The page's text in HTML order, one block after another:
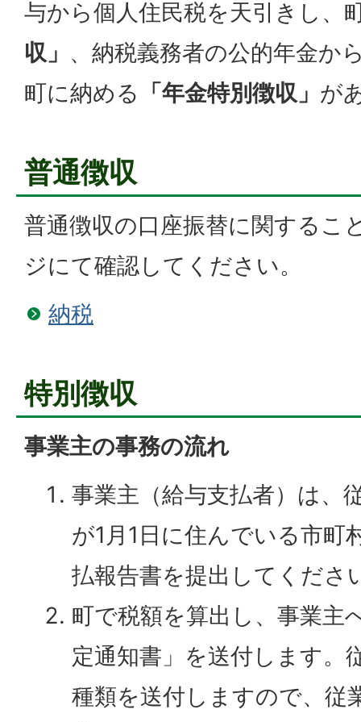
与から個人住民税を天引きし、
収」 、納税義務者の公的年金か
町に納める 「年金特別徴収」 が
普通徴収
普通徴収の口座振替に関するこ
ジにて確認してください。
納税
特別徴収
事業主の事務の流れ
事業主（給与支払者）は、
が1月1日に住んでいる市町
払報告書を提出してくださ
町で税額を算出し、事業主
定通知書」を送付します。
種類を送付しますので、従